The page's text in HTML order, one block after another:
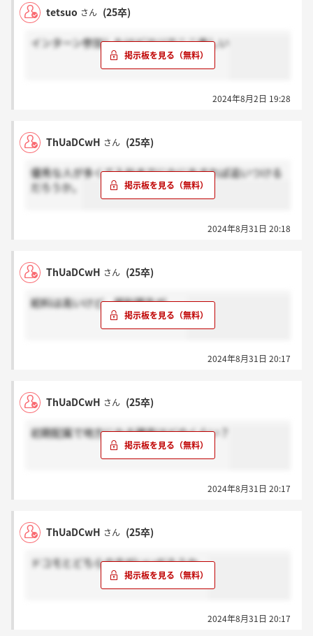
tetsuo さん (25卒)
インターン参加したけどマジでここ楽しい
2024年8月2日 19:28
ThUaDCwH さん (25卒)
優秀な人が多くて入社までになにをすれば追いつける
だろうか。
2024年8月31日 20:18
ThUaDCwH さん (25卒)
給料は高いけど、福利厚生が、、
2024年8月31日 20:17
ThUaDCwH さん (25卒)
初期配属で地方になる確率はどのくらい？
2024年8月31日 20:17
ThUaDCwH さん (25卒)
ドコモとどちらの方がいいだろうか。
2024年8月31日 20:17